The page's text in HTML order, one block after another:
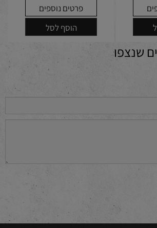
פרטים נוספים
הוסף לסל
שנצפו